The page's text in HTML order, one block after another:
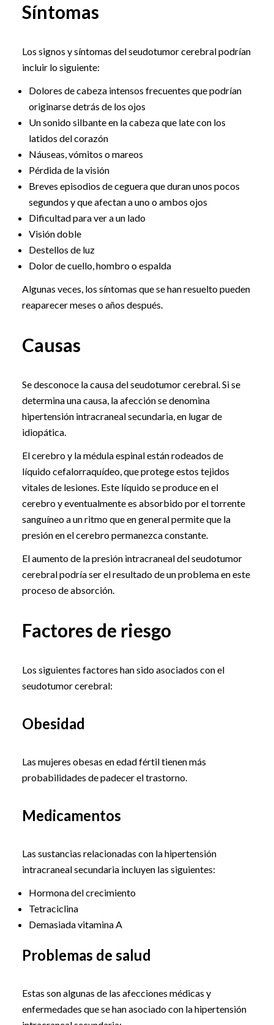
Síntomas
Los signos y síntomas del seudotumor cerebral podrían
incluir lo siguiente:
Dolores de cabeza intensos frecuentes que podrían
originarse detrás de los ojos
Un sonido silbante en la cabeza que late con los
latidos del corazón
Náuseas, vómitos o mareos
Pérdida de la visión
Breves episodios de ceguera que duran unos pocos
segundos y que afectan a uno o ambos ojos
Dificultad para ver a un lado
Visión doble
Destellos de luz
Dolor de cuello, hombro o espalda
Algunas veces, los síntomas que se han resuelto pueden
reaparecer meses o años después.
Causas
Se desconoce la causa del seudotumor cerebral. Si se
determina una causa, la afección se denomina
hipertensión intracraneal secundaria, en lugar de
idiopática.
El cerebro y la médula espinal están rodeados de
líquido cefalorraquídeo, que protege estos tejidos
vitales de lesiones. Este líquido se produce en el
cerebro y eventualmente es absorbido por el torrente
sanguíneo a un ritmo que en general permite que la
presión en el cerebro permanezca constante.
El aumento de la presión intracraneal del seudotumor
cerebral podría ser el resultado de un problema en este
proceso de absorción.
Factores de riesgo
Los siguientes factores han sido asociados con el
seudotumor cerebral:
Obesidad
Las mujeres obesas en edad fértil tienen más
probabilidades de padecer el trastorno.
Medicamentos
Las sustancias relacionadas con la hipertensión
intracraneal secundaria incluyen las siguientes:
Hormona del crecimiento
Tetraciclina
Demasiada vitamina A
Problemas de salud
Estas son algunas de las afecciones médicas y
enfermedades que se han asociado con la hipertensión